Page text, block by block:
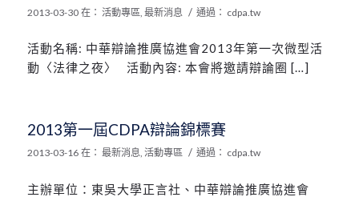
2013-03-30 在： 活動專區 最新消息 / 通過： cdpa.tw
活動名稱: 中華辯論推廣協進會2013年第一次微型活
動〈法律之夜〉 活動內容: 本會將邀請辯論圈 […]
2013第一屆CDPA辯論錦標賽
2013-03-16 在： 最新消息, 活動專區 / 通過： cdpa.tw
主辦單位：東吳大學正言社、中華辯論推廣協進會